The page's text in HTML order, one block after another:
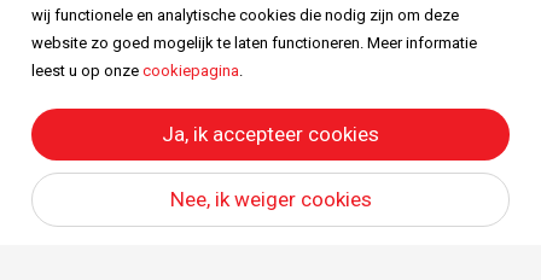
All right reserved © Vredo 2026.
Sitemap
wij functionele en analytische cookies die nodig zijn om deze
website zo goed mogelijk te laten functioneren. Meer informatie
leest u op onze cookiepagina.
Ja, ik accepteer cookies
Nee, ik weiger cookies